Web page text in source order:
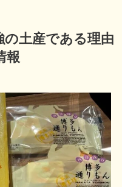
土産である理由
報